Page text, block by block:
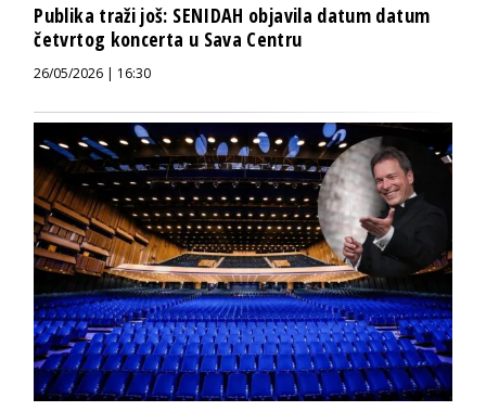
Publika traži još: SENIDAH objavila datum datum
četvrtog koncerta u Sava Centru
26/05/2026 | 16:30